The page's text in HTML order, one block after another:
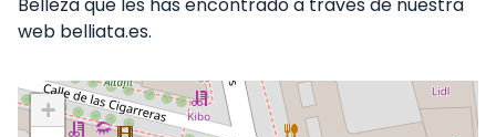
web belliata.es.
+